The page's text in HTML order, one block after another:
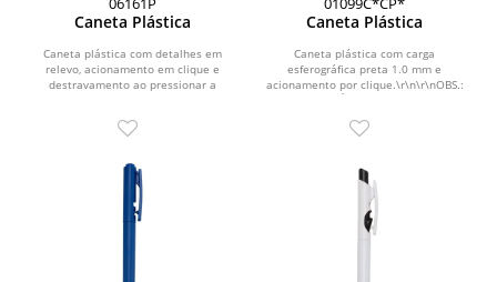
Caneta Plástica
Caneta plástica com detalhes em
relevo, acionamento em clique e
destravamento ao pressionar a
Caneta Plástica
Caneta plástica com carga
esferográfica preta 1.0 mm e
acionamento por clique.\r\n\r\nOBS.: